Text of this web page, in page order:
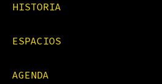
HISTORIA
ESPACIOS
AGENDA